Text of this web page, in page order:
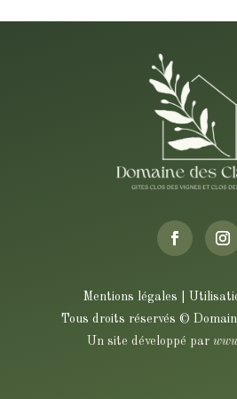
Mentions légales |
Tous droits réservés ©
Un site développé par